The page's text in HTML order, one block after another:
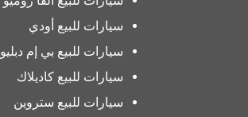
سيارات للبيع أودي
سيارات للبيع بي إم دبليو
سيارات للبيع كاديلاك
سيارات للبيع ستروين